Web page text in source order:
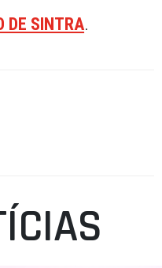
DE SINTRA.